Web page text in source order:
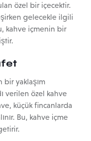
özel bir içecektir.
gelecekle ilgili
kahve içmenin bir
bir yaklaşım
verilen özel kahve
küçük fincanlarda
Bu, kahve içme